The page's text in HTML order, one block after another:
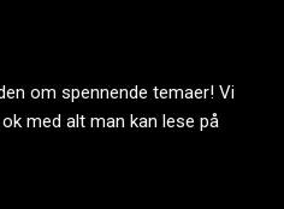
om spennende temaer! Vi
med alt man kan lese på